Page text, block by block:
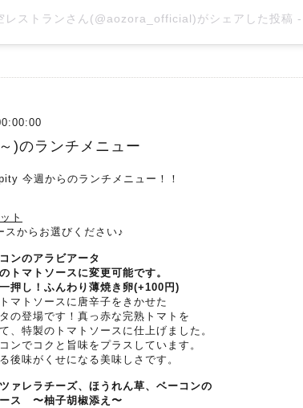
ストラン さん(@aozora_official)がシェアした投稿
)のランチメニュー
今週からのランチメニュー！！
ト
からお選びください♪
ンのアラビアータ
マトソースに変更可能です。
押し！ふんわり薄焼き卵(+100円)
マトソースに唐辛子をきかせた
の登場です！真っ赤な完熟トマトを
、特製のトマトソースに仕上げました。
ンでコクと旨味をプラスしています。
後味がくせになる美味しさです。
ァレラチーズ、ほうれん草、ベーコンの
ス 〜柚子胡椒添え〜